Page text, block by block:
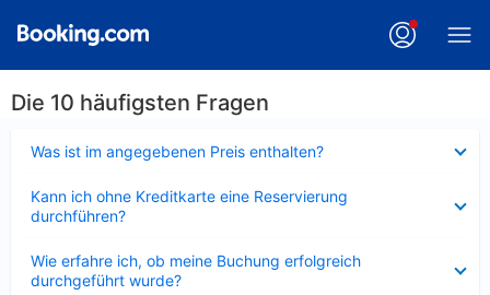
Die 10 häufigsten Fragen
Was ist im angegebenen Preis enthalten?
Kann ich ohne Kreditkarte eine Reservierung
durchführen?
Wie erfahre ich, ob meine Buchung erfolgreich
durchgeführt wurde?